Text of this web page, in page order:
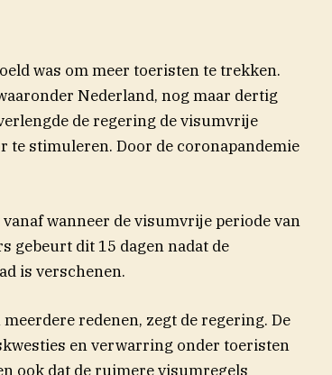
was om meer toeristen te trekken.
Nederland, nog maar dertig
de regering de visumvrije
te stimuleren. Door de coronapandemie
wanneer de visumvrije periode van
gebeurt dit 15 dagen nadat de
is verschenen.
redenen, zegt de regering. De
en verwarring onder toeristen
ook dat de ruimere visumregels